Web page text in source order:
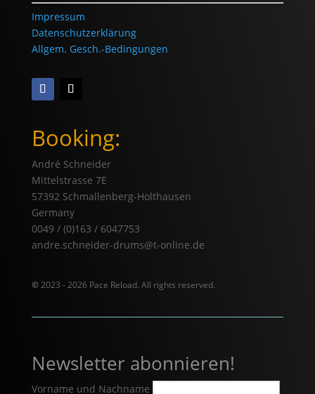
Impressum
Datenschutzerklärung
Allgem. Gesch.-Bedingungen
Booking:
André Schneider
Mittelstrasse 7E
57392 Schmallenberg-Holthausen
Germany
0049 / (0)163 / 6047753
andre.schneider-drums@t-online.de
©2023 - 2026 Pace Reload. All rights reserved.
Newsletter abonnieren!
Vorname und Nachname